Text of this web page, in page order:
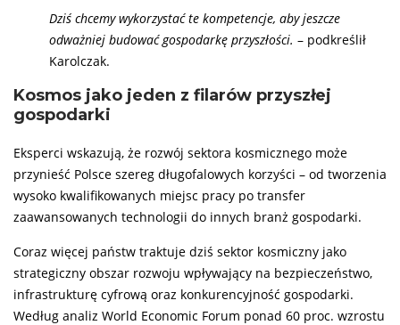
Dziś chcemy wykorzystać te kompetencje, aby jeszcze
odważniej budować gospodarkę przyszłości. – podkreślił
Karolczak.
Kosmos jako jeden z filarów przyszłej
gospodarki
Eksperci wskazują, że rozwój sektora kosmicznego może
przynieść Polsce szereg długofalowych korzyści – od tworzenia
wysoko kwalifikowanych miejsc pracy po transfer
zaawansowanych technologii do innych branż gospodarki.
Coraz więcej państw traktuje dziś sektor kosmiczny jako
strategiczny obszar rozwoju wpływający na bezpieczeństwo,
infrastrukturę cyfrową oraz konkurencyjność gospodarki.
Według analiz World Economic Forum ponad 60 proc. wzrostu